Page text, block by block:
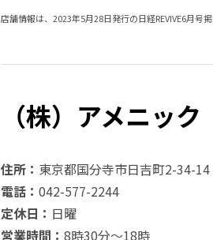
店舗情報は、2023年5月28日発行の日経REVIVE6月号掲
（株）アメニック
住所： 東京都国分寺市日吉町2-34-14
電話： 042-577-2244
定休日： 日曜
営業時間： 8時30分～18時